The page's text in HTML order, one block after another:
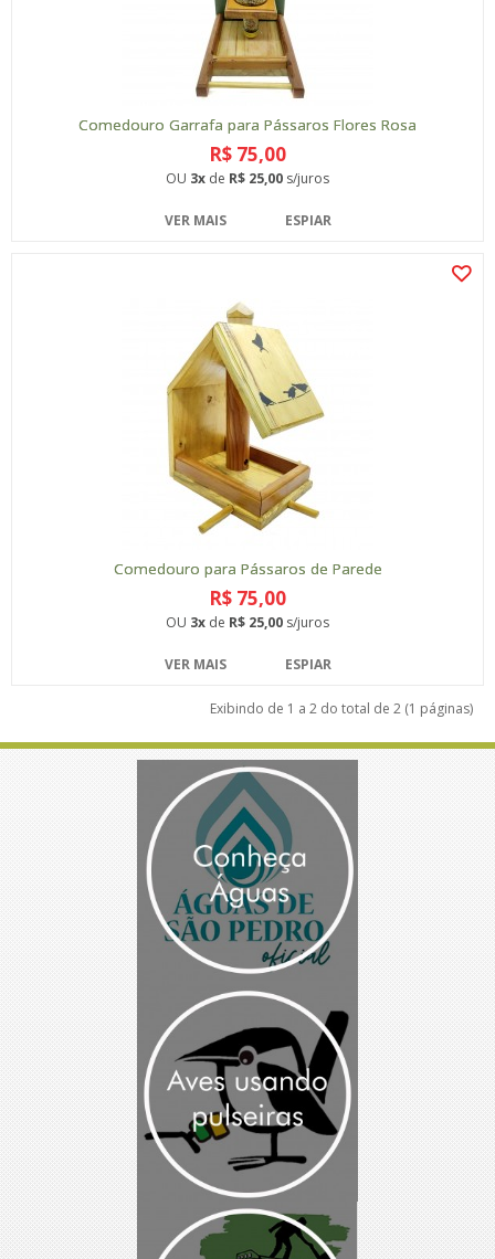
Comedouro Garrafa para Pássaros Flores Rosa
R$ 75,00
OU 3x de R$ 25,00 s/juros
VER MAIS ESPIAR
Comedouro para Pássaros de Parede
R$ 75,00
OU 3x de R$ 25,00 s/juros
VER MAIS ESPIAR
Exibindo de 1 a 2 do total de 2 (1 páginas)